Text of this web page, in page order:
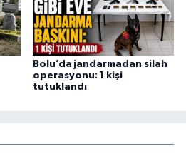
Bolu’da jandarmadan silah
operasyonu: 1 kişi
tutuklandı